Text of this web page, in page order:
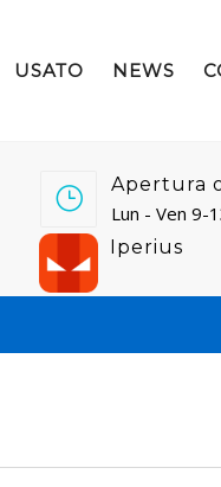
USATO NEWS
Apertura
Lun - Ven 9-
Iperius